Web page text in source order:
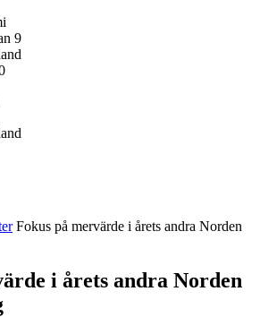
9
Fokus på mervärde i årets andra Norden
i årets andra Norden